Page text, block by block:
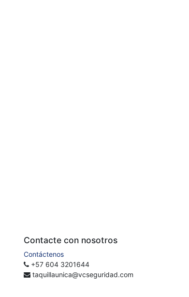
Contacte con nosotros
Contáctenos
+57 604 3201644
taquillaunica@vcseguridad.com